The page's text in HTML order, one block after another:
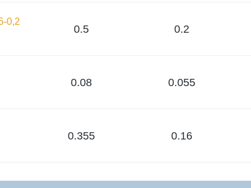
0,2
0.5 0.2
0.08 0.055
0.355 0.16